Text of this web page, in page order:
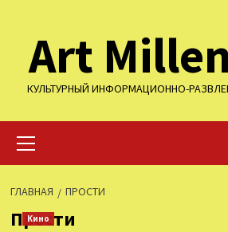
содержимому
Art
КУЛЬТУРНЫЙ ИНФОРМАЦИОННО-
меню
ГЛАВНАЯ ПРОСТИ
Прости
Кино